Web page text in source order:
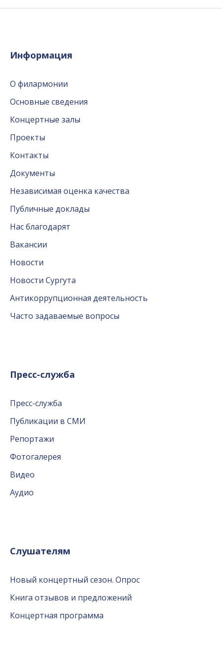
Информация
О филармонии
Основные сведения
Концертные залы
Проекты
Контакты
Документы
Независимая оценка качества
Публичные доклады
Нас благодарят
Вакансии
Новости
Новости Сургута
Антикоррупционная деятельность
Часто задаваемые вопросы
Пресс-служба
Пресс-служба
Публикации в СМИ
Репортажи
Фотогалерея
Видео
Аудио
Слушателям
Новый концертный сезон. Опрос
Книга отзывов и предложений
Концертная программа